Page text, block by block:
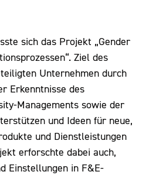
sich das Projekt „Gender
Ziel des
Unternehmen durch
Erkenntnisse des
Managements sowie der
und Ideen für neue,
und Dienstleistungen
erforschte dabei auch,
Einstellungen in F&E-